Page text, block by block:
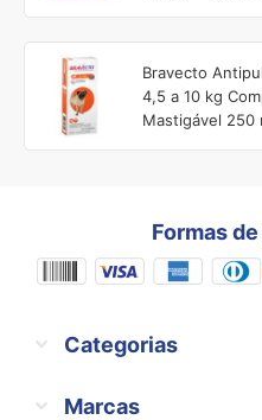
Bravecto
4,5 a 10 kg
Mastigável 250
Formas
Categorias
Marcas